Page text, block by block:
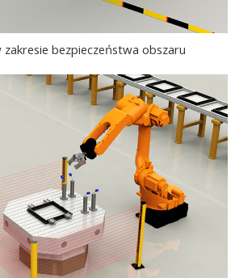
zakresie bezpieczeństwa obszaru